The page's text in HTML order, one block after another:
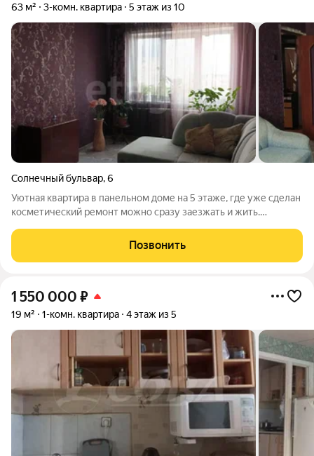
63 м² 3-комн. квартира 5 этаж из 10
Солнечный бульвар,6
Уютная квартира в панельном доме на 5 этаже, где уже сделан
косметический ремонт можно сразу заезжать и жить.
планировочные решения продуманы для комфорта. Комната с
лоджией выходит на солнечную
Позвонить
1 550 000 ₽
19 м² 1-комн. квартира 4 этаж из 5